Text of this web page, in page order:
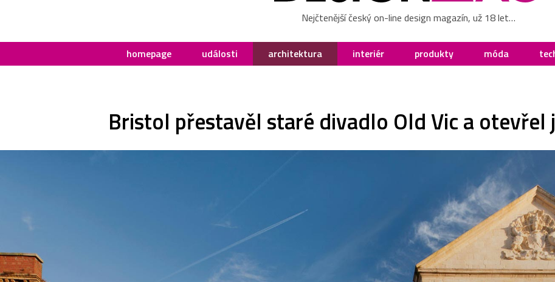
Nejčtenější český on-line design magazín, už 18 let…
homepage události architektura interiér produkty móda
Bristol přestavěl staré divadlo Old Vic a otevřel